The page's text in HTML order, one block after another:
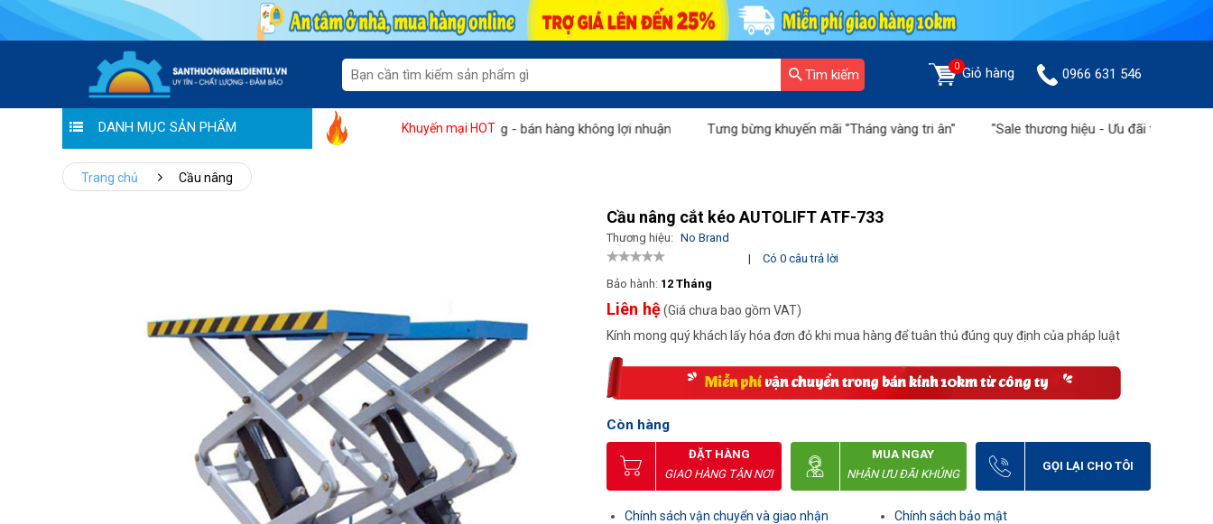
Tìm kiếm 0 Giỏ hàng 0966 631 546
DANH MỤC SẢN PHẨM Khuyến mại HOT
Hoàng Liên chung tay đẩy lùi Covid: Tháng vàng - bán hàng không lợi nhuận Tưng bừng khuyến mãi "Tháng vàng tri ân" "Sale thương hiệu - Ưu đãi tiền triệu" tại Sàn
Trang chủ Cầu nâng
Cầu nâng cắt kéo AUTOLIFT ATF-733
Thương hiệu: No Brand
|
Có 0 câu trả lời
Bảo hành: 12 Tháng
Liên hệ(Giá chưa bao gồm VAT)
Kính mong quý khách lấy hóa đơn đỏ khi mua hàng để tuân thủ đúng quy định của pháp luật
Còn hàng
ĐẶT HÀNG
GIAO HÀNG TẬN NƠI
MUA NGAY
NHẬN ƯU ĐÃI KHỦNG
GỌI LẠI CHO TÔI
Chính sách vận chuyển và giao nhận
Chính sách bảo mật